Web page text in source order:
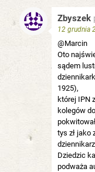
Zbyszek
12 grudnia
@Marcin
Oto
sądem
1925),
której IPN
kolegów
tys zł jako
Dziedzic
podważa